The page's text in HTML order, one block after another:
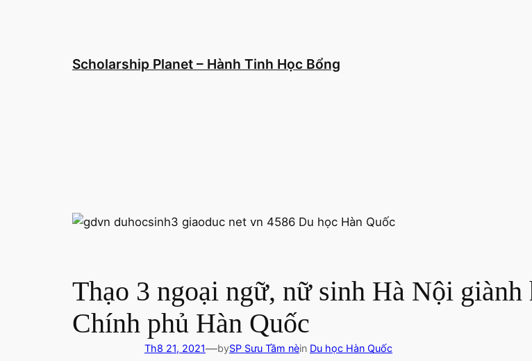
Scholarship Planet – Hành Tinh Học Bổng
Thạo 3 ngoại ngữ, nữ sinh Hà Nội giành
Chính phủ Hàn Quốc
Th8 21, 2021—bySP Sưu Tầm nèin Du học Hàn Quốc